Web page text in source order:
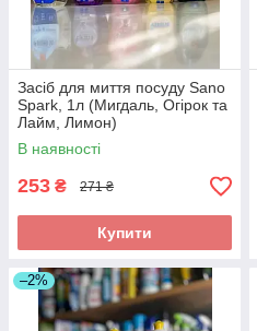
Засіб для миття посуду Sano
Spark, 1л (Мигдаль, Огірок та
Лайм, Лимон)
В наявності
253 ₴ 271 ₴
Купити
–2%